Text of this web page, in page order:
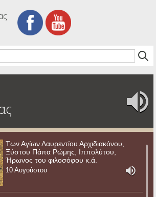
Των Αγίων Λαυρεντίου Αρχιδιακόνου,
Ξύστου Πάπα Ρώμης, Ιππολύτου,
Ήρωνος του φιλοσόφου κ.ά.
10 Αυγούστου